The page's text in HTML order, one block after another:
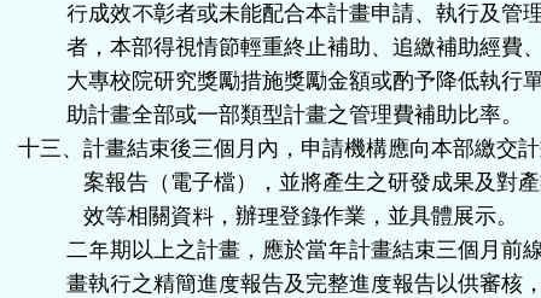
行成效不彰者或未能配合本計畫申請、執行及管
者，本部得視情節輕重終止補助、追繳補助經費
大專校院研究獎勵措施獎勵金額或酌予降低執行
助計畫全部或一部類型計畫之管理費補助比率。
十三、計畫結束後三個月內，申請機構應向本部繳交
案報告（電子檔），並將產生之研發成果及對
效等相關資料，辦理登錄作業，並具體展示。
二年期以上之計畫，應於當年計畫結束三個月前
畫執行之精簡進度報告及完整進度報告以供審核